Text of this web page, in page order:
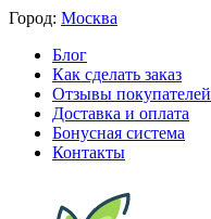
Город: Москва
Блог
Как сделать заказ
Отзывы покупателей
Доставка и оплата
Бонусная система
Контакты